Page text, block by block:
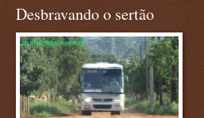
Desbravando o sertão